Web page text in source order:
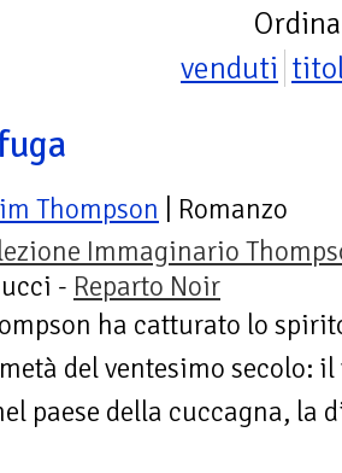
venduti
Thompson | Romanzo
Immaginario
- Reparto Noir
ha catturato lo
del ventesimo secolo:
paese della cuccagna, la